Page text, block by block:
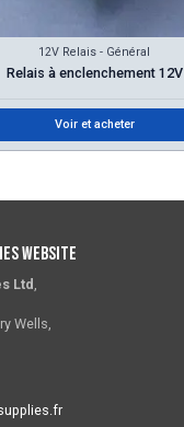
12V Relais - Général
Relais à enclenchement 12V
Voir et acheter
Website
Ltd ,
Wells,